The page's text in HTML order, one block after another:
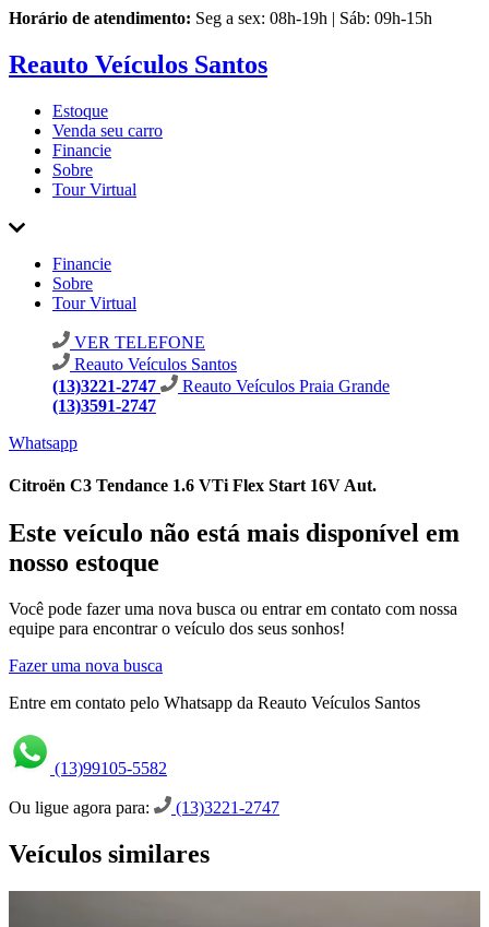
Horário de atendimento: Seg a sex: 08h-19h | Sáb: 09h-15h
Reauto Veículos Santos
Estoque
Venda seu carro
Financie
Sobre
Tour Virtual
Financie
Sobre
Tour Virtual
VER TELEFONE
Reauto Veículos Santos
(13)3221-2747
Reauto Veículos Praia Grande
(13)3591-2747
Whatsapp
Citroën C3 Tendance 1.6 VTi Flex Start 16V Aut.
Este veículo não está mais disponível em
nosso estoque
Você pode fazer uma nova busca ou entrar em contato com nossa
equipe para encontrar o veículo dos seus sonhos!
Fazer uma nova busca
Entre em contato pelo Whatsapp da Reauto Veículos Santos
(13)99105-5582
Ou ligue agora para: (13)3221-2747
Veículos similares